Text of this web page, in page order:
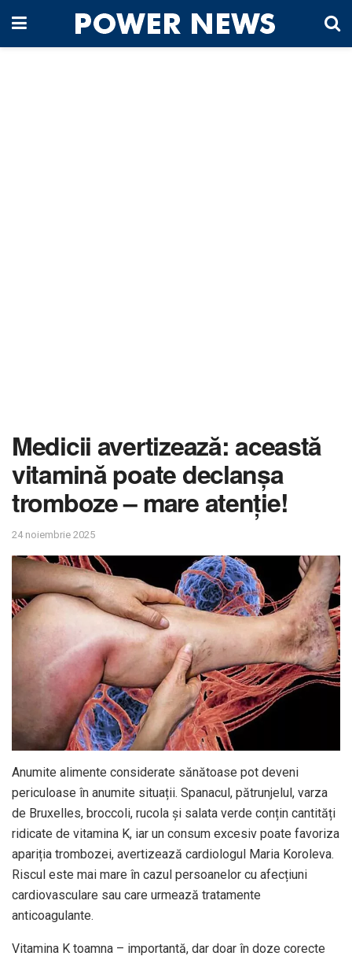
Medicii avertizează: această
vitamină poate declanșa
tromboze – mare atenție!
24 noiembrie 2025
Anumite alimente considerate sănătoase pot deveni
periculoase în anumite situații. Spanacul, pătrunjelul, varza
de Bruxelles, broccoli, rucola și salata verde conțin cantități
ridicate de vitamina K, iar un consum excesiv poate favoriza
apariția trombozei, avertizează cardiologul Maria Koroleva.
Riscul este mai mare în cazul persoanelor cu afecțiuni
cardiovasculare sau care urmează tratamente
anticoagulante.
Vitamina K toamna – importantă, dar doar în doze corecte